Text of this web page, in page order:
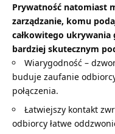
Prywatność natomiast
zarządzanie, komu
całkowitego
bardziej skutecznym
Wiarygodność –
buduje zaufanie
połączenia.
Łatwiejszy kontakt
odbiorcy łatwe